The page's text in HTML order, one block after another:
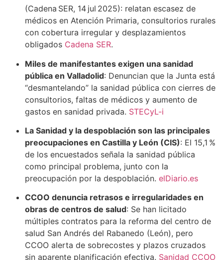
(Cadena SER, 14 jul 2025): relatan escasez de
médicos en Atención Primaria, consultorios rurales
con cobertura irregular y desplazamientos
obligados Cadena SER.
Miles de manifestantes exigen una sanidad
pública en Valladolid: Denuncian que la Junta está
“desmantelando” la sanidad pública con cierres de
consultorios, faltas de médicos y aumento de
gastos en sanidad privada. STECyL-i
La Sanidad y la despoblación son las principales
preocupaciones en Castilla y León (CIS): El 15,1 %
de los encuestados señala la sanidad pública
como principal problema, junto con la
preocupación por la despoblación. elDiario.es
CCOO denuncia retrasos e irregularidades en
obras de centros de salud: Se han licitado
múltiples contratos para la reforma del centro de
salud San Andrés del Rabanedo (León), pero
CCOO alerta de sobrecostes y plazos cruzados
sin aparente planificación efectiva. Sanidad CCOO